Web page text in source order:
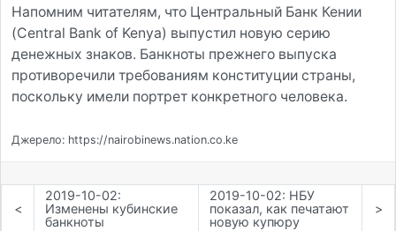
Напомним читателям, что Центральный Банк Кении
(Central Bank of Kenya) выпустил новую серию
денежных знаков. Банкноты прежнего выпуска
противоречили требованиям конституции страны,
поскольку имели портрет конкретного человека.
Джерело: https://nairobinews.nation.co.ke
<
2019-10-02:
Изменены кубинские
банкноты
2019-10-02: НБУ
показал, как печатают
новую купюру
>